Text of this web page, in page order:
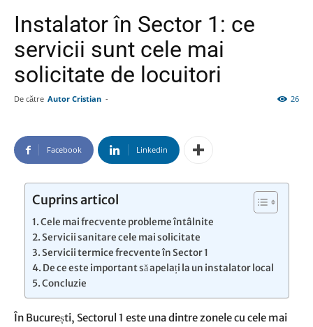
Instalator în Sector 1: ce
servicii sunt cele mai
solicitate de locuitori
De către Autor Cristian - 26
Facebook Linkedin
Cuprins articol
Cele mai frecvente probleme întâlnite
Servicii sanitare cele mai solicitate
Servicii termice frecvente în Sector 1
De ce este important să apelați la un instalator local
Concluzie
În București, Sectorul 1 este una dintre zonele cu cele mai